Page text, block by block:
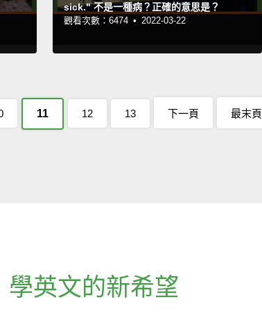
sick." 不是一種病？正確的意思是？
觀看次數：6474 • 2022-03-22
11 12 13 下一頁 最末頁
學英文的新希望